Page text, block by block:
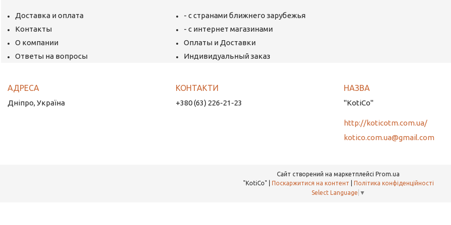
Доставка и оплата
Контакты
О компании
Ответы на вопросы
- с странами ближнего зарубежья
- с интернет магазинами
Оплаты и Доставки
Индивидуальный заказ
Дніпро, Україна +380 (63) 226-21-23 "KotiCo"
http://koticotm.com.ua/
kotico.com.ua@gmail.com
Сайт створений на маркетплейсі Prom.ua
Поскаржитися на контент
Політика конфіденційності
Select Language ▼